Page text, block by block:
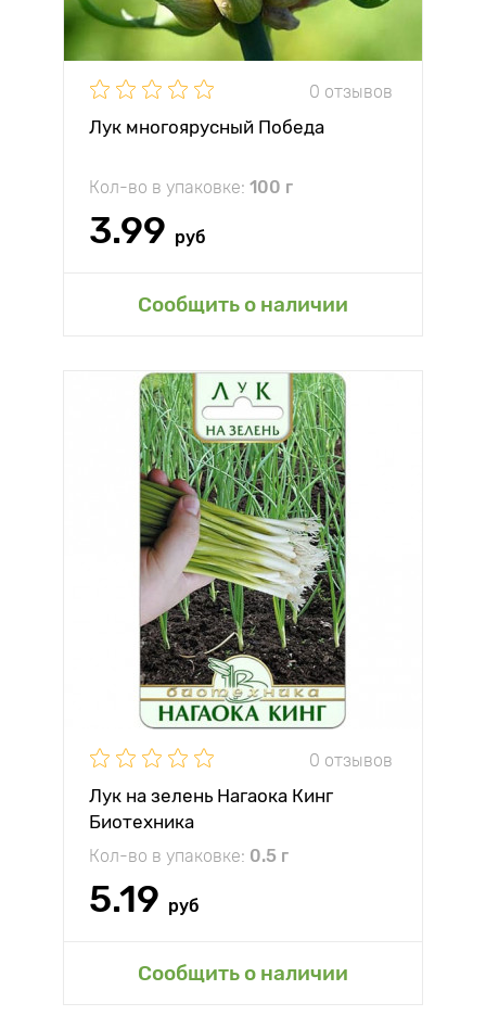
0 отзывов
Лук многоярусный Победа
Кол-во в упаковке: 100 г
3.99 руб
Сообщить о наличии
0 отзывов
Лук на зелень Нагаока Кинг
Биотехника
Кол-во в упаковке: 0.5 г
5.19 руб
Сообщить о наличии